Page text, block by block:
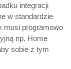
integracji
w standardzie
musi programowo
np. Home
sobie z tym